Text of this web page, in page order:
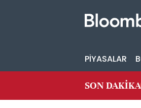
PİYASALAR
SON DAKİKA